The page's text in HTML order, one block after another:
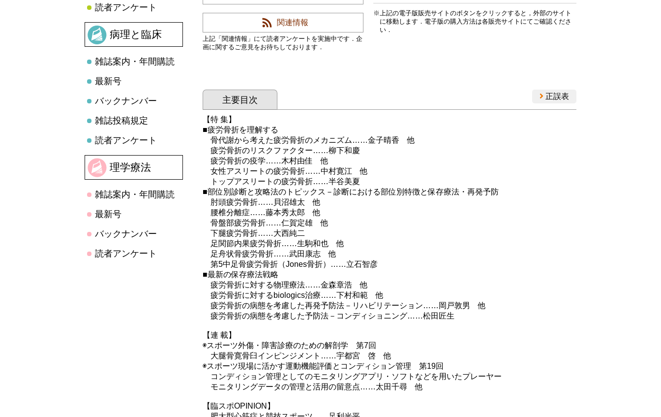
読者アンケート
病理と臨床
雑誌案内・年間購読
最新号
バックナンバー
雑誌投稿規定
読者アンケート
理学療法
雑誌案内・年間購読
最新号
バックナンバー
読者アンケート
関連情報
上記「関連情報」にて読者アンケートを実施中です．企
画に関するご意見をお待ちしております．
上記の電子版販売サイトのボタンをクリックすると，外部のサイト
に移動します．電子版の購入方法は各販売サイトにてご確認くださ
い．
正誤表
主要目次
【特 集】
■疲労骨折を理解する
骨代謝から考えた疲労骨折のメカニズム……金子晴香 他
疲労骨折のリスクファクター……柳下和慶
疲労骨折の疫学……木村由佳 他
女性アスリートの疲労骨折……中村寛江 他
トップアスリートの疲労骨折……半谷美夏
■部位別診断と攻略法のトピックス－診断における部位別特徴と保存療法・再発予防
肘頭疲労骨折……貝沼雄太 他
腰椎分離症……藤本秀太郎 他
骨盤部疲労骨折……仁賀定雄 他
下腿疲労骨折……大西純二
足関節内果疲労骨折……生駒和也 他
足舟状骨疲労骨折……武田康志 他
第5中足骨疲労骨折（Jones骨折）……立石智彦
■最新の保存療法戦略
疲労骨折に対する物理療法……金森章浩 他
疲労骨折に対するbiologics治療……下村和範 他
疲労骨折の病態を考慮した再発予防法－リハビリテーション……岡戸敦男 他
疲労骨折の病態を考慮した予防法－コンディショニング……松田匠生
【連 載】
◉スポーツ外傷・障害診療のための解剖学 第7回
大腿骨寛骨臼インピンジメント……宇都宮 啓 他
◉スポーツ現場に活かす運動機能評価とコンディション管理 第19回
コンディション管理としてのモニタリングアプリ・ソフトなどを用いたプレーヤー
モニタリングデータの管理と活用の留意点……太田千尋 他
【臨スポOPINION】